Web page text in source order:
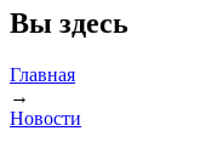
Вы здесь
Главная
→
Новости